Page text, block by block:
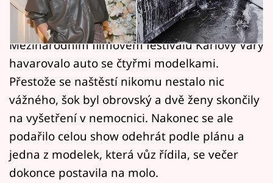
Filmový festival Karlovy Vary
Pořady
Mámy sobě
Přihlášení
Sledujte nás
Beata Rajská chvíle plné obav. Jen několik
hodin před její módní přehlídkou na
Mezinárodním filmovém festivalu Karlovy Vary
havarovalo auto se čtyřmi modelkami.
Přestože se naštěstí nikomu nestalo nic
vážného, šok byl obrovský a dvě ženy skončily
na vyšetření v nemocnici. Nakonec se ale
podařilo celou show odehrát podle plánu a
jedna z modelek, která vůz řídila, se večer
dokonce postavila na molo.